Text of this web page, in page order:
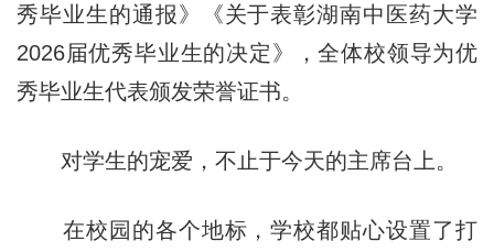
秀毕业生的通报》《关于表彰湖南中医药大学
2026届优秀毕业生的决定》，全体校领导为优
秀毕业生代表颁发荣誉证书。
对学生的宠爱，不止于今天的主席台上。
在校园的各个地标，学校都贴心设置了打